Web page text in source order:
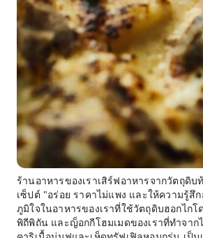
ร้านอาหารของเราเสิร์ฟอาหารจากวัตถุดิ
เซ็ปต์ "อร่อย ราคาไม่แพง และให้ความรู้สึ
ภูมิใจในอาหารของเราที่ใช้วัตถุดิบฮอกไกโ
พิถีพิถัน และญ็อกกีโฮมเมดของเราที่ทำจา